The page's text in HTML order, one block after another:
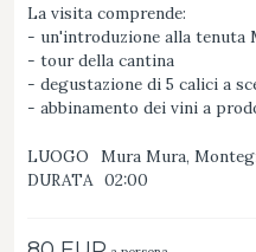
La visita comprende:​
- un'introduzione alla tenuta
- tour della cantina
- degustazione di 5 calici a
- abbinamento dei vini a
LUOGO
Mura Mura,
DURATA 02:00